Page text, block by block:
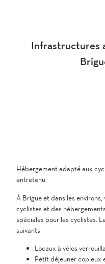
Infrastructures
Hébergement adapté aux
entretenu
À Brigue et dans les
cyclistes et des
spéciales pour les cyclistes.
suivants
Locaux à vélos
Petit déjeuner copieux